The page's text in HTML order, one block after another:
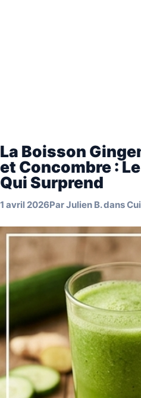
La Boisson
et Concombre :
Qui Surprend
1 avril 2026ParJulien B.dans